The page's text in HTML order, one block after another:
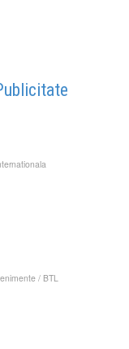
/ BTL